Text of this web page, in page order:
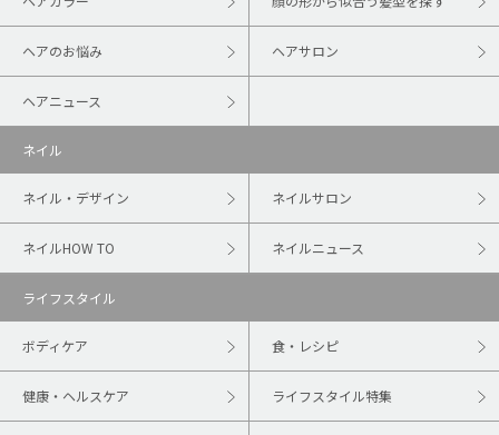
ヘアのお悩み ヘアサロン
ヘアニュース
ネイル
ネイル・デザイン ネイルサロン
ネイルHOW TO ネイルニュース
ライフスタイル
ボディケア 食・レシピ
健康・ヘルスケア ライフスタイル特集